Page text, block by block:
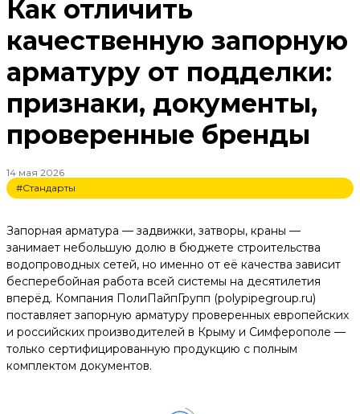
Как отличить
качественную запорную
арматуру от подделки:
признаки, документы,
проверенные бренды
14 мая 2026
#Стандарты
Запорная арматура — задвижки, затворы, краны —
занимает небольшую долю в бюджете строительства
водопроводных сетей, но именно от её качества зависит
бесперебойная работа всей системы на десятилетия
вперёд. Компания ПолиПайпГрупп (polypipegroup.ru)
поставляет запорную арматуру проверенных европейских
и российских производителей в Крыму и Симферополе —
только сертифицированную продукцию с полным
комплектом документов.